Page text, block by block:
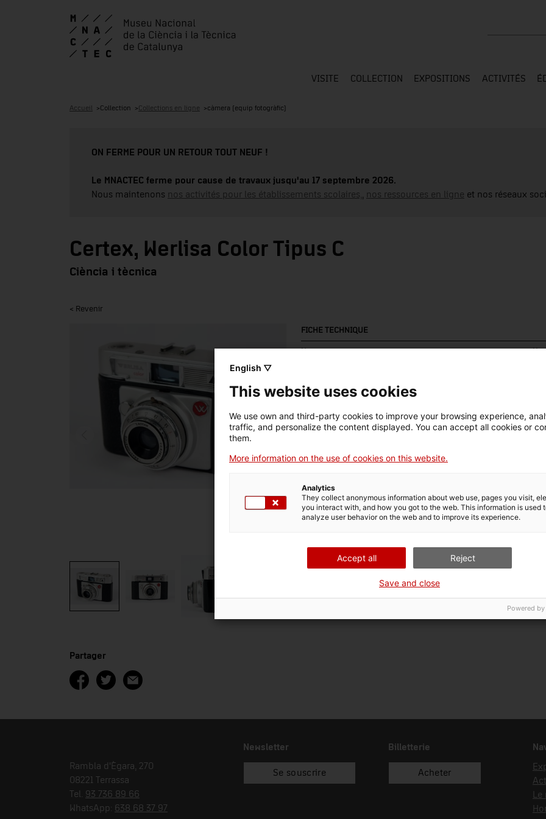
VISITE COLLECTION EXPOSITIONS ACTIVITÉS
Accueil Collection Collections en ligne càmera (equip fotogràfic)
ON FERME POUR UN RETOUR TOUT NEUF !
Le MNACTEC ferme pour cause de travaux jusqu'au 17 septembre 2026.
Nous maintenons nos activités pour les établissements scolaires, nos ressources en ligne et nos réseaux
Certex, Werlisa Color Tipus C
Ciència i tècnica
< Revenir
FICHE TECHNIQUE
Nom
Numéro d'inventaire
11205 1967
Domaine thématique
Ciència i tècnica
18/10/2006
Partager
Rambla d'Ègara, 270
08221 Terrassa
Tel. 93 736 89 66
WhatsApp: 638 68 37 97
Newsletter
Se souscrire
Billetterie
Acheter
English ▽
This website uses cookies
We use own and third-party cookies to improve your browsing experience,
traffic, and personalize the content displayed. You can accept all cookies or
them.
More information on the use of cookies on this website.
Analytics
They collect anonymous information about web use, pages you visit,
you interact with, and how you got to the web. This information is used
analyze user behavior on the web and to improve its experience.
Accept all Reject
Save and close
Powered by